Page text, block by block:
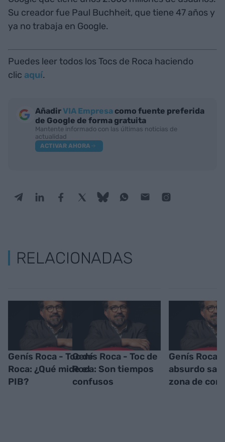
Su creador fue Paul Buchheit, que tiene 47 años y
ya no trabaja en Google.
Puedes leer todos los Tocs de Roca haciendo
clic aquí.
AñadirVIA Empresa como fuente preferida
de Google de forma gratuita
Mantente informado con las últimas noticias de
actualidad
ACTIVAR AHORA
RELACIONADAS
Genís Roca - Toc de
Roca: ¿Qué mide el
PIB?
Genís Roca - Toc de
Roca: Son tiempos
confusos
Genís Roca
absurdo
zona de